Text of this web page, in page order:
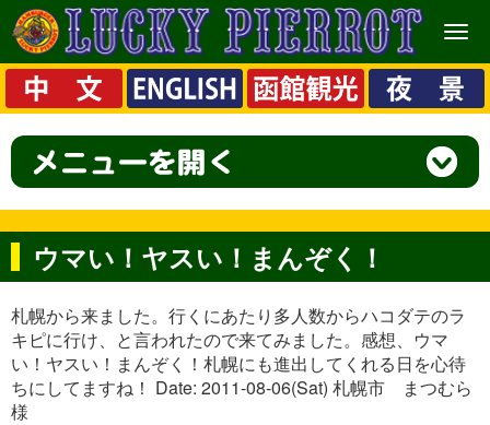
メ
ニ
ュ
ー
ウマい！ヤスい！まんぞく！
札幌から来ました。行くにあたり多人数からハコダテのラ
キピに行け、と言われたので来てみました。感想、ウマ
い！ヤスい！まんぞく！札幌にも進出してくれる日を心待
ちにしてますね！ Date: 2011-08-06(Sat) 札幌市 まつむら
様